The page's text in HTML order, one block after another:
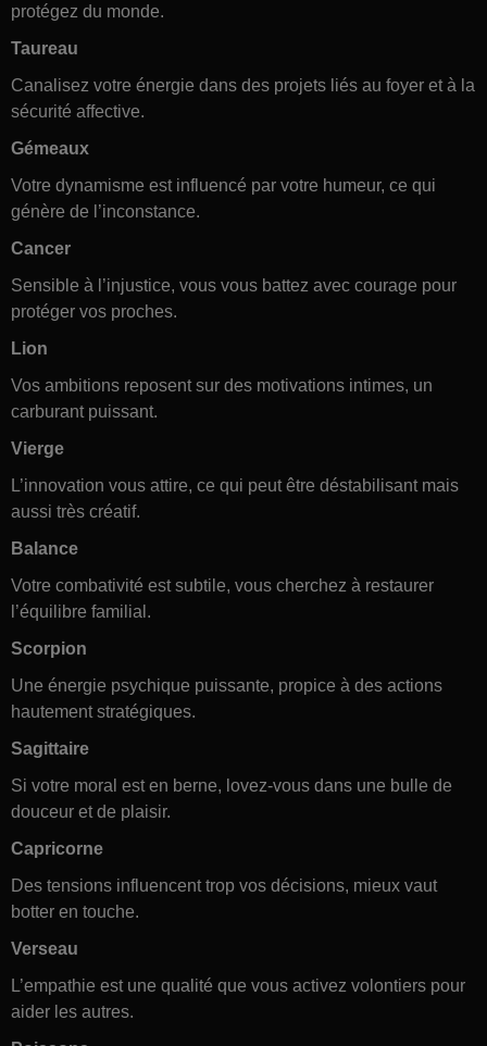
protégez du monde.
Taureau
Canalisez votre énergie dans des projets liés au foyer et à la
sécurité affective.
Gémeaux
Votre dynamisme est influencé par votre humeur, ce qui
génère de l’inconstance.
Cancer
Sensible à l’injustice, vous vous battez avec courage pour
protéger vos proches.
Lion
Vos ambitions reposent sur des motivations intimes, un
carburant puissant.
Vierge
L’innovation vous attire, ce qui peut être déstabilisant mais
aussi très créatif.
Balance
Votre combativité est subtile, vous cherchez à restaurer
l’équilibre familial.
Scorpion
Une énergie psychique puissante, propice à des actions
hautement stratégiques.
Sagittaire
Si votre moral est en berne, lovez-vous dans une bulle de
douceur et de plaisir.
Capricorne
Des tensions influencent trop vos décisions, mieux vaut
botter en touche.
Verseau
L’empathie est une qualité que vous activez volontiers pour
aider les autres.